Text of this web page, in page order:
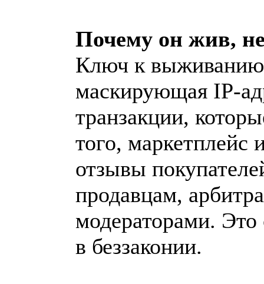
Почему он жив,
Ключ к
маскирующая IP-
транзакции,
того, маркетплейс
отзывы
продавцам,
модераторами. Это
в беззаконии.